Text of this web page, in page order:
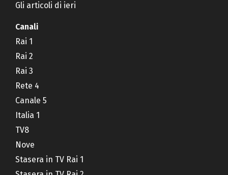
Gli articoli di ieri
Canali
Rai 1
Rai 2
Rai 3
Rete 4
Canale 5
Italia 1
TV8
Nove
Stasera in TV Rai 1